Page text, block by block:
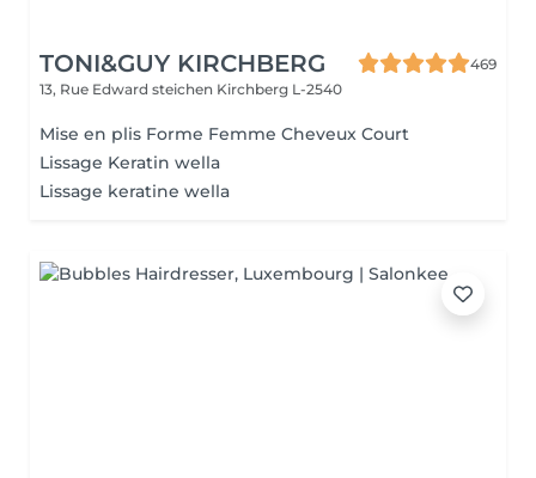
TONI&GUY KIRCHBERG
469
13, Rue Edward steichen Kirchberg L-2540
Mise en plis Forme Femme Cheveux Court
Lissage Keratin wella
Lissage keratine wella